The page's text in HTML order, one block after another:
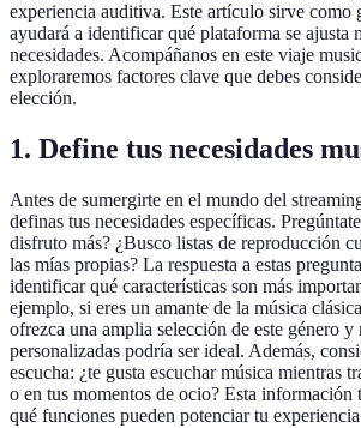
experiencia auditiva. Este artículo sirve como
ayudará a identificar qué plataforma se ajusta
necesidades. Acompáñanos en este viaje
exploraremos factores clave que debes
elección.
1. Define tus necesidades
Antes de sumergirte en el mundo del
definas tus necesidades específicas.
disfruto más? ¿Busco listas de reproducción
las mías propias? La respuesta a estas
identificar qué características son más
ejemplo, si eres un amante de la música
ofrezca una amplia selección de este género y
personalizadas podría ser ideal. Además,
escucha: ¿te gusta escuchar música mientras
o en tus momentos de ocio? Esta información
qué funciones pueden potenciar tu